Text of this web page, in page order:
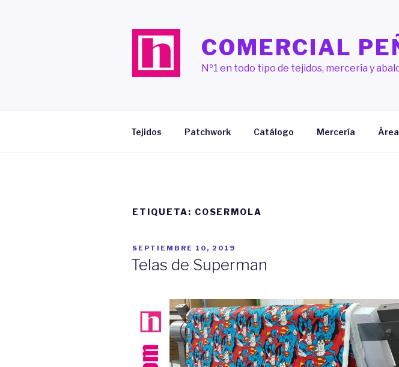
COMERCIAL
Nº1 en todo tipo de tejidos, mercería y
Tejidos Patchwork Catálogo Mercería
ETIQUETA: COSERMOLA
PUBLICADO
EL
SEPTIEMBRE 10, 2019
Telas de Superman